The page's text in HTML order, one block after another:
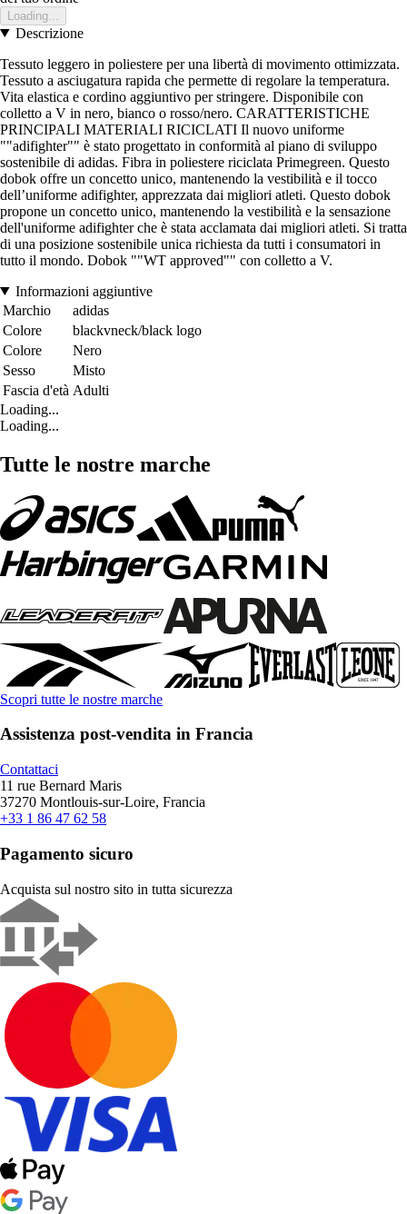
Loading...
Descrizione
Tessuto leggero in poliestere per una libertà di movimento ottimizzata.
Tessuto a asciugatura rapida che permette di regolare la temperatura.
Vita elastica e cordino aggiuntivo per stringere. Disponibile con
colletto a V in nero, bianco o rosso/nero. CARATTERISTICHE
PRINCIPALI MATERIALI RICICLATI Il nuovo uniforme
""adifighter"" è stato progettato in conformità al piano di sviluppo
sostenibile di adidas. Fibra in poliestere riciclata Primegreen. Questo
dobok offre un concetto unico, mantenendo la vestibilità e il tocco
dell’uniforme adifighter, apprezzata dai migliori atleti. Questo dobok
propone un concetto unico, mantenendo la vestibilità e la sensazione
dell'uniforme adifighter che è stata acclamata dai migliori atleti. Si tratta
di una posizione sostenibile unica richiesta da tutti i consumatori in
tutto il mondo. Dobok ""WT approved"" con colletto a V.
Informazioni aggiuntive
Marchio
adidas
Colore
blackvneck/black logo
Colore
Nero
Sesso
Misto
Fascia d'età Adulti
Loading...
Loading...
Tutte le nostre marche
Scopri tutte le nostre marche
Assistenza post-vendita in Francia
Contattaci
11 rue Bernard Maris
37270 Montlouis-sur-Loire, Francia
+33 1 86 47 62 58
Pagamento sicuro
Acquista sul nostro sito in tutta sicurezza